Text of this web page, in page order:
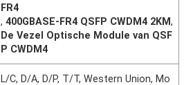
FR4
,400GBASE-FR4 QSFP CWDM4 2KM,
De Vezel Optische Module van QSF
P CWDM4
L/C, D/A, D/P, T/T, Western Union, Mo